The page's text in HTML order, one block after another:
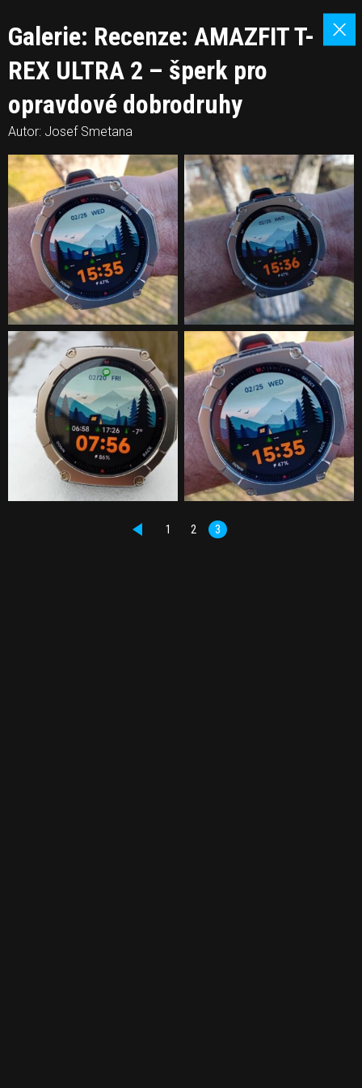
Galerie: Recenze: AMAZFIT T-
REX ULTRA 2 – šperk pro
opravdové dobrodruhy
Autor: Josef Smetana
1 2 3